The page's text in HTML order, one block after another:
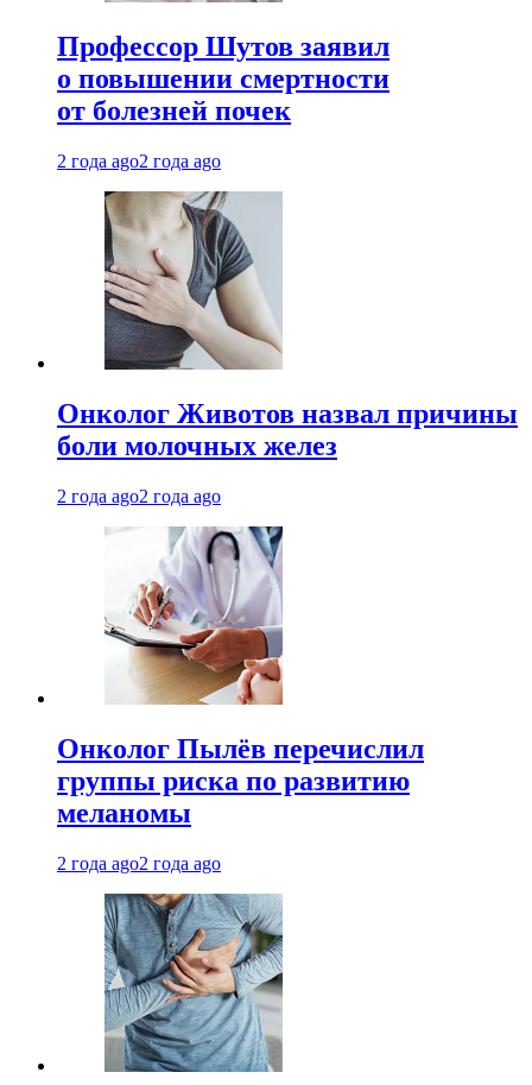
Профессор Шутов заявил
о повышении смертности
от болезней почек
2 года ago2 года ago
Онколог Животов назвал причины
боли молочных желез
2 года ago2 года ago
Онколог Пылёв перечислил
группы риска по развитию
меланомы
2 года ago2 года ago